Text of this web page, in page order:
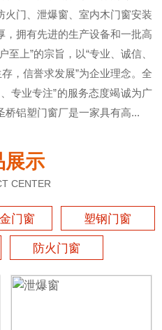
火门、泄爆窗、室内木门窗安装
，拥有先进的生产设备和一批高
上”的宗旨，以“专业、诚信、
，信誉求发展”为企业理念。全
专业专注”的服务态度竭诚为广
桥铝塑门窗厂是一家具有高...
展示
CENTER
门窗 塑钢门窗
防火门窗